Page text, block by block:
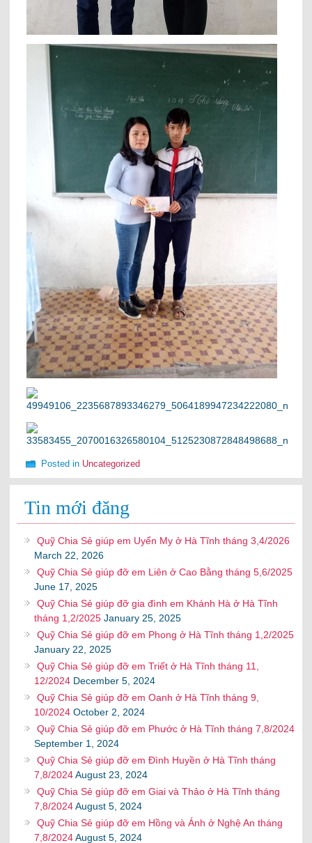
Posted in Uncategorized
Tin mới đăng
Quỹ Chia Sẻ giúp em Uyển My ở Hà Tĩnh tháng 3,4/2026
March 22, 2026
Quỹ Chia Sẻ giúp đỡ em Liên ở Cao Bằng tháng 5,6/2025
June 17, 2025
Quỹ Chia Sẻ giúp đỡ gia đình em Khánh Hà ở Hà Tĩnh
tháng 1,2/2025 January 25, 2025
Quỹ Chia Sẻ giúp đỡ em Phong ở Hà Tĩnh tháng 1,2/2025
January 22, 2025
Quỹ Chia Sẻ giúp đỡ em Triết ở Hà Tĩnh tháng 11,
12/2024 December 5, 2024
Quỹ Chia Sẻ giúp đỡ em Oanh ở Hà Tĩnh tháng 9,
10/2024 October 2, 2024
Quỹ Chia Sẻ giúp đỡ em Phước ở Hà Tĩnh tháng 7,8/2024
September 1, 2024
Quỹ Chia Sẻ giúp đỡ em Đình Huyền ở Hà Tĩnh tháng
7,8/2024 August 23, 2024
Quỹ Chia Sẻ giúp đỡ em Giai và Thảo ở Hà Tĩnh tháng
7,8/2024 August 5, 2024
Quỹ Chia Sẻ giúp đỡ em Hồng và Ánh ở Nghệ An tháng
7,8/2024 August 5, 2024